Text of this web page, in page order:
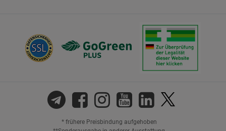
* frühere Preisbindung aufgehoben